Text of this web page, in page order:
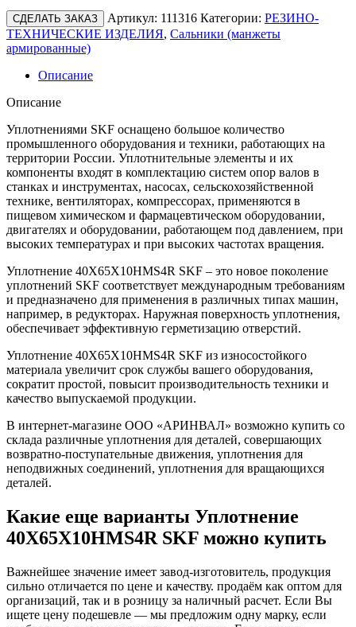
СДЕЛАТЬ ЗАКАЗ Артикул: 111316 Категории: РЕЗИНО-
ТЕХНИЧЕСКИЕ ИЗДЕЛИЯ, Сальники (манжеты
армированные)
Описание
Описание
Уплотнениями SKF оснащено большое количество
промышленного оборудования и техники, работающих на
территории России. Уплотнительные элементы и их
компоненты входят в комплектацию систем опор валов в
станках и инструментах, насосах, сельскохозяйственной
технике, вентиляторах, компрессорах, применяются в
пищевом химическом и фармацевтическом оборудовании,
двигателях и оборудовании, работающем под давлением, при
высоких температурах и при высоких частотах вращения.
Уплотнение 40X65X10HMS4R SKF – это новое поколение
уплотнений SKF соответствует международным требованиям
и предназначено для применения в различных типах машин,
например, в редукторах. Наружная поверхность уплотнения,
обеспечивает эффективную герметизацию отверстий.
Уплотнение 40X65X10HMS4R SKF из износостойкого
материала увеличит срок службы вашего оборудования,
сократит простой, повысит производительность техники и
качество выпускаемой продукции.
В интернет-магазине ООО «АРИНВАЛ» возможно купить со
склада различные уплотнения для деталей, совершающих
возвратно-поступательные движения, уплотнения для
неподвижных соединений, уплотнения для вращающихся
деталей.
Какие еще варианты Уплотнение
40X65X10HMS4R SKF можно купить
Важнейшее значение имеет завод-изготовитель, продукция
сильно отличается по цене и качеству. продаём как оптом для
организаций, так и в розницу за наличный расчет. Если Вы
ищете цену подешевле — мы предложим одну марку, если